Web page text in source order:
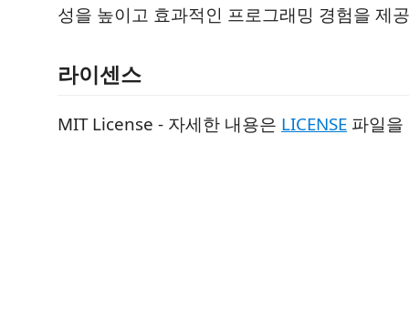
성을 높이고 효과적인 프로그래밍 경험을 제
라이센스
MIT License - 자세한 내용은 LICENSE 파일